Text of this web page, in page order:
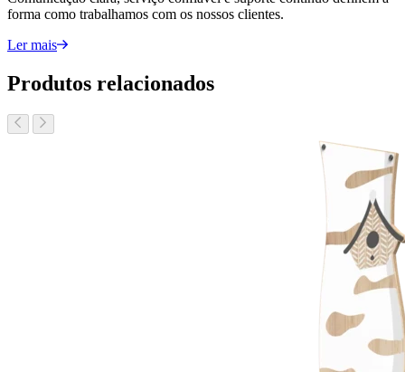
forma como trabalhamos com os nossos clientes.
Ler mais
Produtos relacionados